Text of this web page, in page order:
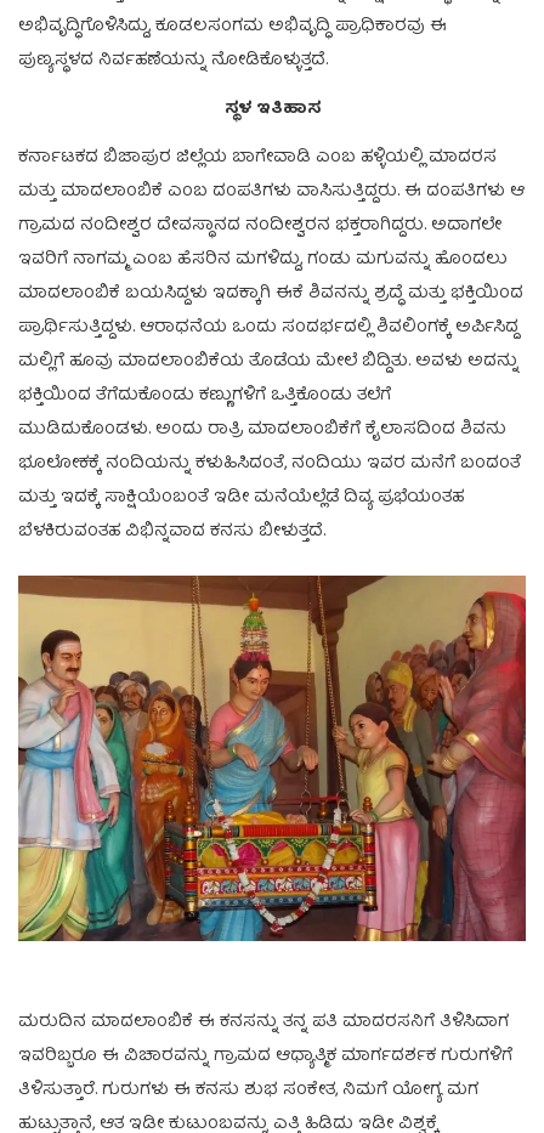
ಅಭಿವೃದ್ಧಿಗೊಳಿಸಿದ್ದು, ಕೂಡಲಸಂಗಮ ಅಭಿವೃದ್ಧಿ ಪ್ರಾಧಿಕಾರವು ಈ
ಪುಣ್ಯಸ್ಥಳದ ನಿರ್ವಹಣೆಯನ್ನು ನೋಡಿಕೊಳ್ಳುತ್ತದೆ.
ಸ್ಥಳ ಇತಿಹಾಸ
ಕರ್ನಾಟಕದ ಬಿಜಾಪುರ ಜಿಲ್ಲೆಯ ಬಾಗೇವಾಡಿ ಎಂಬ ಹಳ್ಳಿಯಲ್ಲಿ ಮಾದರಸ
ಮತ್ತು ಮಾದಲಾಂಬಿಕೆ ಎಂಬ ದಂಪತಿಗಳು ವಾಸಿಸುತ್ತಿದ್ದರು. ಈ ದಂಪತಿಗಳು ಆ
ಗ್ರಾಮದ ನಂದೀಶ್ವರ ದೇವಸ್ಥಾನದ ನಂದೀಶ್ವರನ ಭಕ್ತರಾಗಿದ್ದರು. ಅದಾಗಲೇ
ಇವರಿಗೆ ನಾಗಮ್ಮ ಎಂಬ ಹೆಸರಿನ ಮಗಳಿದ್ದು, ಗಂಡು ಮಗುವನ್ನು ಹೊಂದಲು
ಮಾದಲಾಂಬಿಕೆ ಬಯಸಿದ್ದಳು ಇದಕ್ಕಾಗಿ ಈಕೆ ಶಿವನನ್ನು ಶ್ರದ್ಧೆ ಮತ್ತು ಭಕ್ತಿಯಿಂದ
ಪ್ರಾರ್ಥಿಸುತ್ತಿದ್ದಳು. ಆರಾಧನೆಯ ಒಂದು ಸಂದರ್ಭದಲ್ಲಿ ಶಿವಲಿಂಗಕ್ಕೆ ಅರ್ಪಿಸಿದ್ದ
ಮಲ್ಲಿಗೆ ಹೂವು ಮಾದಲಾಂಬಿಕೆಯ ತೊಡೆಯ ಮೇಲೆ ಬಿದ್ದಿತು. ಅವಳು ಅದನ್ನು
ಭಕ್ತಿಯಿಂದ ತೆಗೆದುಕೊಂಡು ಕಣ್ಣುಗಳಿಗೆ ಒತ್ತಿಕೊಂಡು ತಲೆಗೆ
ಮುಡಿದುಕೊಂಡಳು. ಅಂದು ರಾತ್ರಿ ಮಾದಲಾಂಬಿಕೆಗೆ ಕೈಲಾಸದಿಂದ ಶಿವನು
ಭೂಲೋಕಕ್ಕೆ ನಂದಿಯನ್ನು ಕಳುಹಿಸಿದಂತೆ, ನಂದಿಯು ಇವರ ಮನೆಗೆ ಬಂದಂತೆ
ಮತ್ತು ಇದಕ್ಕೆ ಸಾಕ್ಷಿಯೆಂಬಂತೆ ಇಡೀ ಮನೆಯೆಲ್ಲೆಡೆ ದಿವ್ಯ ಪ್ರಭೆಯಂತಹ
ಬೆಳಕಿರುವಂತಹ ವಿಭಿನ್ನವಾದ ಕನಸು ಬೀಳುತ್ತದೆ.
ಮರುದಿನ ಮಾದಲಾಂಬಿಕೆ ಈ ಕನಸನ್ನು ತನ್ನ ಪತಿ ಮಾದರಸನಿಗೆ ತಿಳಿಸಿದಾಗ
ಇವರಿಬ್ಬರೂ ಈ ವಿಚಾರವನ್ನು ಗ್ರಾಮದ ಆಧ್ಯಾತ್ಮಿಕ ಮಾರ್ಗದರ್ಶಕ ಗುರುಗಳಿಗೆ
ತಿಳಿಸುತ್ತಾರೆ. ಗುರುಗಳು ಈ ಕನಸು ಶುಭ ಸಂಕೇತ, ನಿಮಗೆ ಯೋಗ್ಯ ಮಗ
ಹುಟ್ಟುತ್ತಾನೆ, ಆತ ಇಡೀ ಕುಟುಂಬವನ್ನು ಎತ್ತಿ ಹಿಡಿದು ಇಡೀ ವಿಶ್ವಕ್ಕೆ